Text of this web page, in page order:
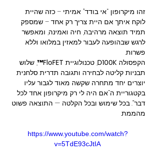
זהו מיקרופון “אי בודד” אמיתי – כזה שהיית
לוקח איתך אם היית צריך רק אחד – שמספק
תמיד תוצאה מרהיבה, חיה ואמינה, ומאפשר
לרגש שבהופעה לעבור למאזין במלואו וללא
פשרות.
הקפסולה D100K, טכנולוגיית FloFET™ , שלוש
תבניות קליטה לבחירה ותגובה תדרית סלחנית
יוצרים יחד מתחרה שקשה מאוד לגבור עליו
בקטגוריית ה“אם היה לי רק מיקרופון אחד לכל
דבר”. בכל שימוש ובכל הקלטה — התוצאה פשוט
מהממת.
https://www.youtube.com/watch?
v=5TdE93cJtIA